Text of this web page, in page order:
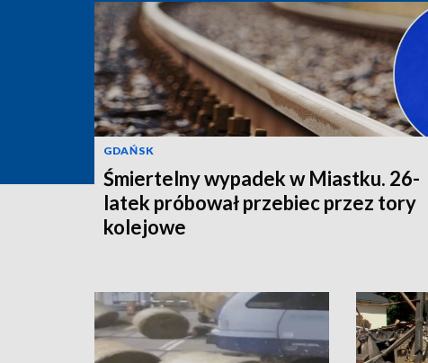
GDAŃSK
Śmiertelny wypadek w Miastku. 26-
latek próbował przebiec przez tory
kolejowe